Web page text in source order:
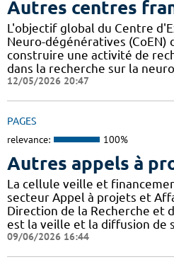
Autres centres
L'objectif global du Centre
Neuro-dégénératives
construire une activité de
dans la recherche sur la
12/05/2026 20:47
PAGES
relevance: 100%
Autres appels à
La cellule veille et
secteur Appel à projets et
Direction de la Recherche et
est la veille et la diffusion de
09/06/2026 16:44